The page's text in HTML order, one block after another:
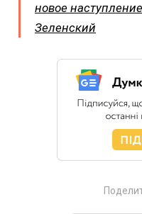
новое
Зеленский